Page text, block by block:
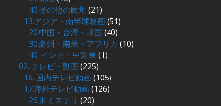
40.その他の欧州 (21)
13.アジア・南半球映画(51)
20.中国・台湾・韓国 (40)
30.豪州・南米・アフリカ (10)
40. インド・中近東 (1)
02. テレビ・動画(225)
16. 国内テレビ動画(105)
17.海外テレビ動画(126)
26.米ミステリ (20)